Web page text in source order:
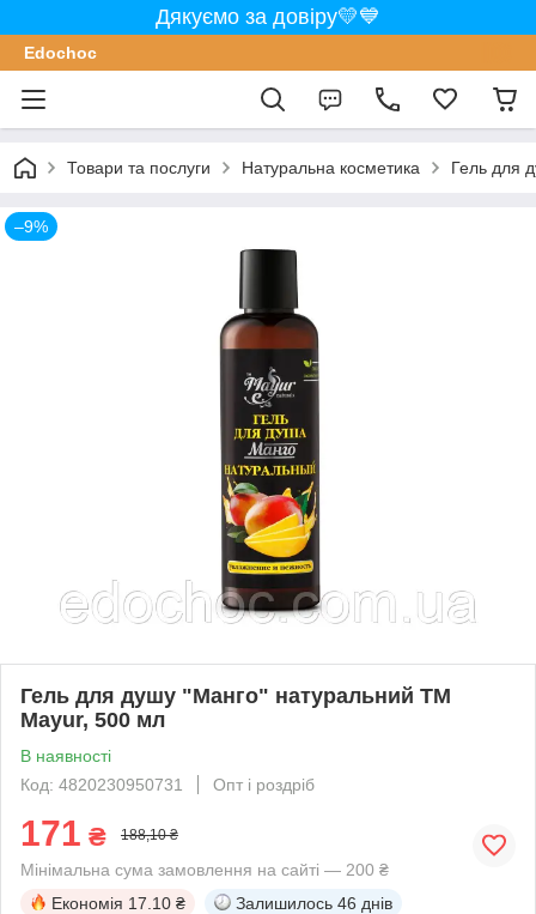
Дякуємо за довіру💛💙
Edochoс
Товари та послуги Натуральна косметика Гель для
–9%
Гель для душу "Манго" натуральний TM
Mayur, 500 мл
В наявності
Код: 4820230950731
Опт і роздріб
171 ₴ 188,10 ₴
Мінімальна сума замовлення на сайті — 200 ₴
Економія 17.10 ₴ Залишилось 46 днів